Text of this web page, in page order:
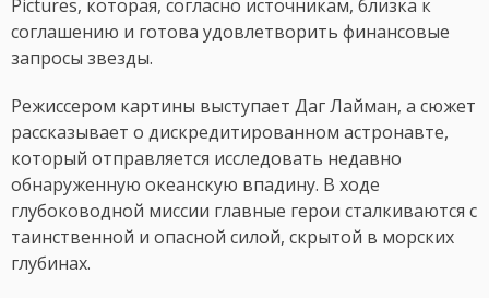
Pictures, которая, согласно источникам, близка к
соглашению и готова удовлетворить финансовые
запросы звезды.
Режиссером картины выступает Даг Лайман, а сюжет
рассказывает о дискредитированном астронавте,
который отправляется исследовать недавно
обнаруженную океанскую впадину. В ходе
глубоководной миссии главные герои сталкиваются с
таинственной и опасной силой, скрытой в морских
глубинах.